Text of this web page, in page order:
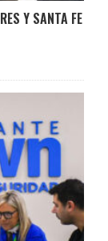
Y SANTA FE